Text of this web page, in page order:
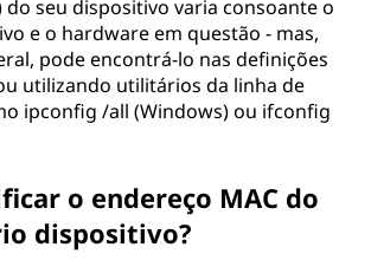
do seu dispositivo varia consoante o
e o hardware em questão - mas,
pode encontrá-lo nas definições
utilizando utilitários da linha de
ipconfig /all (Windows) ou ifconfig
o endereço MAC do
dispositivo?